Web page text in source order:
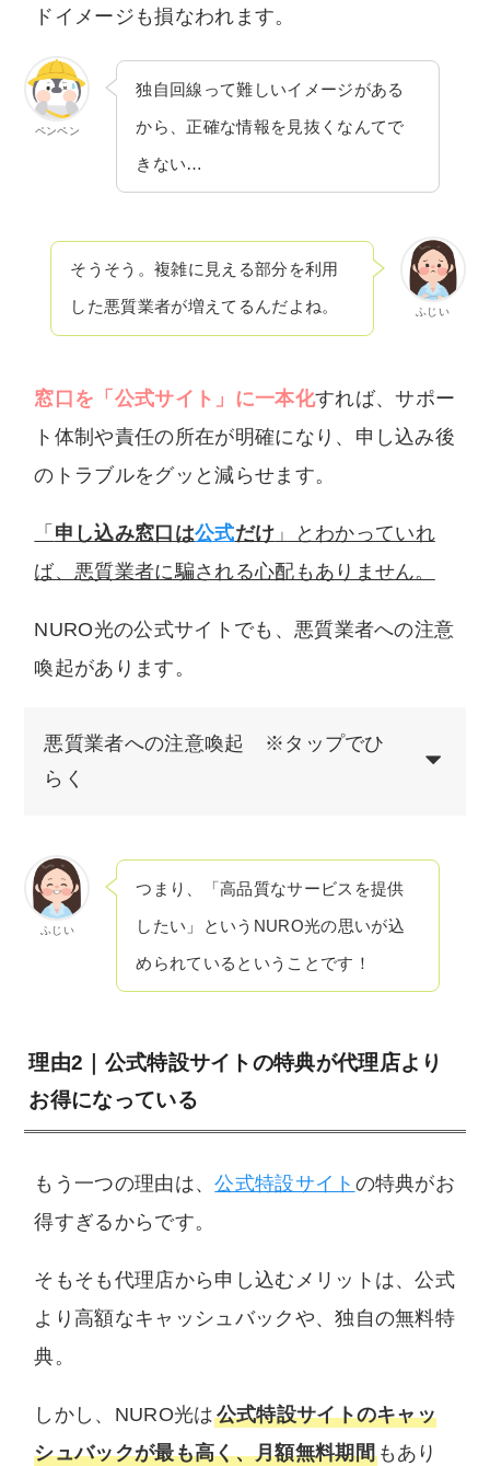
ドイメージも損なわれます。
ペンペン
独自回線って難しいイメージがある
から、正確な情報を見抜くなんてで
きない…
ふじい
そうそう。複雑に見える部分を利用
した悪質業者が増えてるんだよね。
窓口を「公式サイト」に一本化すれば、サポー
ト体制や責任の所在が明確になり、申し込み後
のトラブルをグッと減らせます。
「 申し込み窓口は公式だけ 」とわかっていれ
ば、悪質業者に騙される心配もありません。
NURO光の公式サイトでも、悪質業者への注意
喚起があります。
悪質業者への注意喚起 ※タップでひ
らく
ふじい
つまり、「高品質なサービスを提供
したい」というNURO光の思いが込
められているということです！
理由2｜公式特設サイトの特典が代理店より
お得になっている
もう一つの理由は、公式特設サイト の特典がお
得すぎるからです。
そもそも代理店から申し込むメリットは、公式
より高額なキャッシュバックや、独自の無料特
典。
しかし、NURO光は公式特設サイトのキャッ
シュバックが最も高く、月額無料期間もあり